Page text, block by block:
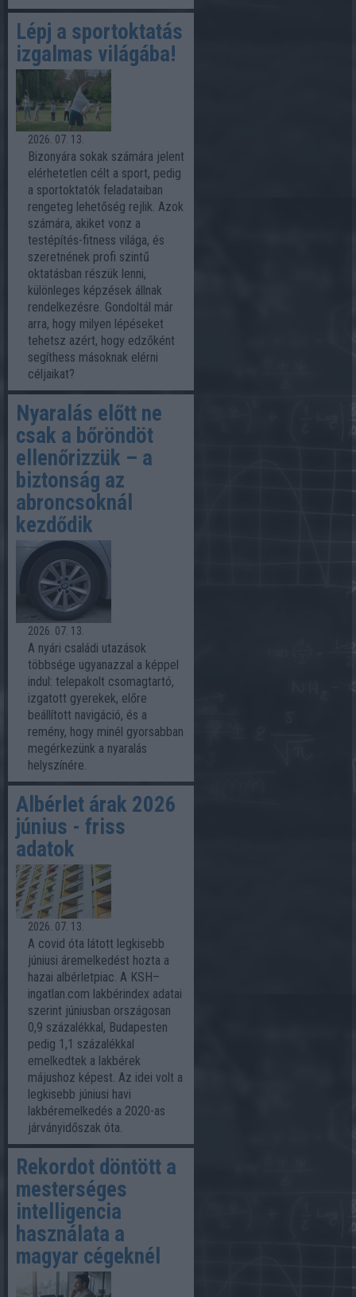
Lépj a sportoktatás
izgalmas világába!
2026. 07. 13.
Bizonyára sokak számára jelent
elérhetetlen célt a sport, pedig
a sportoktatók feladataiban
rengeteg lehetőség rejlik. Azok
számára, akiket vonz a
testépítés-fitness világa, és
szeretnének profi szintű
oktatásban részük lenni,
különleges képzések állnak
rendelkezésre. Gondoltál már
arra, hogy milyen lépéseket
tehetsz azért, hogy edzőként
segíthess másoknak elérni
céljaikat?
Nyaralás előtt ne
csak a bőröndöt
ellenőrizzük – a
biztonság az
abroncsoknál
kezdődik
2026. 07. 13.
A nyári családi utazások
többsége ugyanazzal a képpel
indul: telepakolt csomagtartó,
izgatott gyerekek, előre
beállított navigáció, és a
remény, hogy minél gyorsabban
megérkezünk a nyaralás
helyszínére.
Albérlet árak 2026
június - friss
adatok
2026. 07. 13.
A covid óta látott legkisebb
júniusi áremelkedést hozta a
hazai albérletpiac. A KSH–
ingatlan.com lakbérindex adatai
szerint júniusban országosan
0,9 százalékkal, Budapesten
pedig 1,1 százalékkal
emelkedtek a lakbérek
májushoz képest. Az idei volt a
legkisebb júniusi havi
lakbéremelkedés a 2020-as
járványidőszak óta.
Rekordot döntött a
mesterséges
intelligencia
használata a
magyar cégeknél